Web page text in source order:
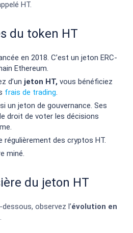
HT.
du token HT
en 2018. C’est un jeton ERC-
Ethereum.
d’un jeton HT, vous bénéficiez
frais de trading.
un jeton de gouvernance. Ses
droit de voter les décisions
régulièrement des cryptos HT.
miné.
du jeton HT
observez l’évolution en
.